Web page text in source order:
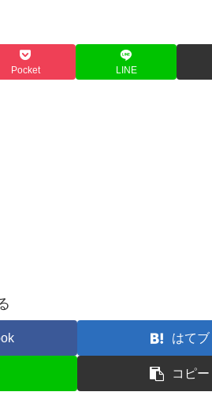
Pocket LINE
はてブ
コピー